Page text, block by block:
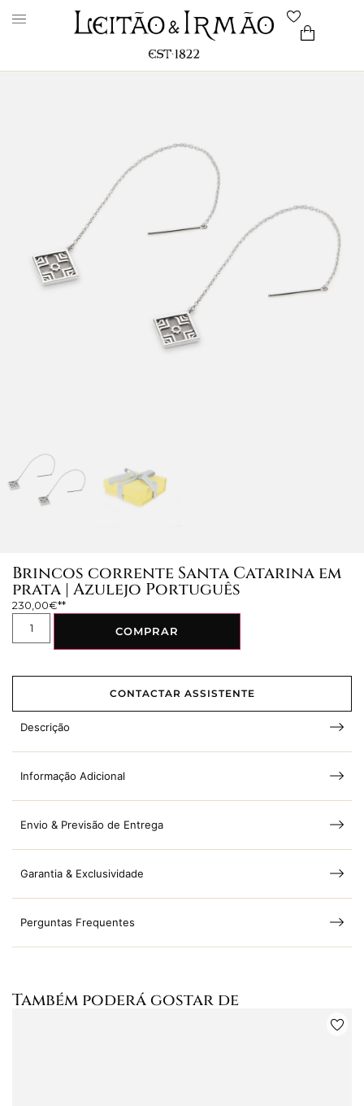
Brincos corrente Santa Catarina em
prata | Azulejo Português
230,00€
COMPRAR
CONTACTAR ASSISTENTE
Descrição
Informação Adicional
Envio & Previsão de Entrega
Garantia & Exclusividade
Perguntas Frequentes
Também poderá gostar de